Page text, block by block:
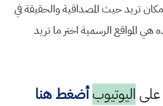
مكان تريد حيث المصداقية والحقيقة في
هي المواقع الرسمية اختر ما تريد
على اليوتيوب أضغط هنا